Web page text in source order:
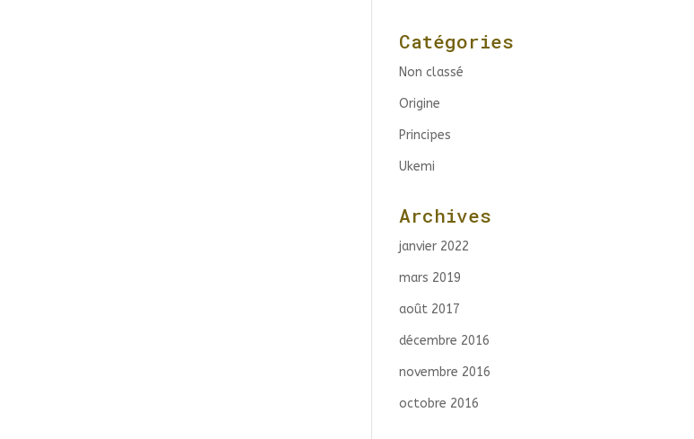
Catégories
Non classé
Origine
Principes
Ukemi
Archives
janvier 2022
mars 2019
août 2017
décembre 2016
novembre 2016
octobre 2016